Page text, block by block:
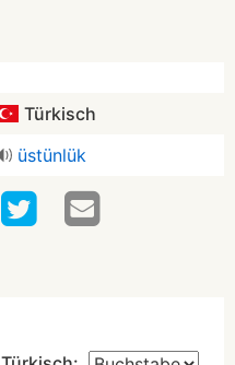
Türkisch
üstünlük